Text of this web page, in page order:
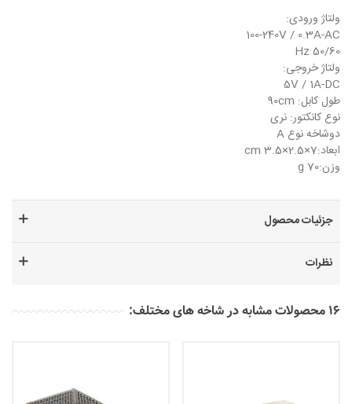
ولتاژ ورودی:
100-240V / 0.3A-AC
50/60 Hz
ولتاژ خروجی:
5V / 1A-DC
طول کابل: 90cm
نوع کانکتور: نری
دوشاخه نوع A
ابعاد:7×2.5×3.5 cm
وزن:70 g
جزئیات محصول
نظرات
16 محصولات مشابه در شاخه های مختلف: